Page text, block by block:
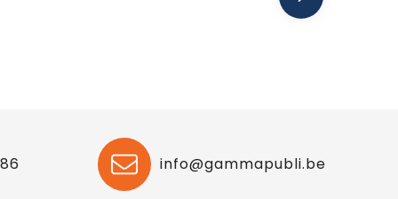
info@gammapubli.be